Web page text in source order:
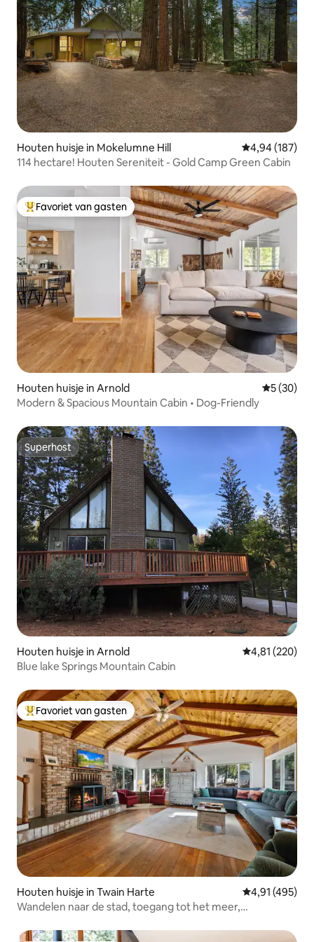
Houten huisje in Mokelumne Hill Gemiddelde
4,94 (187)
114 hectare! Houten Sereniteit - Gold Camp Green Cabin
Topfavoriet van gasten
Favoriet van gasten
Houten huisje in Arnold
5 (30)
Modern & Spacious Mountain Cabin • Dog-Friendly
Superhost
Superhost
Houten huisje in Arnold Gemiddelde
4,81 (220)
Blue lake Springs Mountain Cabin
Topfavoriet van gasten
Favoriet van gasten
Houten huisje in Twain Harte Gemiddelde
4,91 (495)
Wandelen naar de stad, toegang tot het meer,